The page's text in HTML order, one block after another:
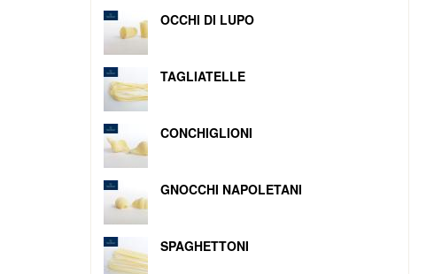
OCCHI DI LUPO
TAGLIATELLE
CONCHIGLIONI
GNOCCHI NAPOLETANI
SPAGHETTONI